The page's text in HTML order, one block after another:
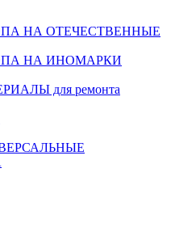
НА ОТЕЧЕСТВЕННЫЕ
НА ИНОМАРКИ
для ремонта